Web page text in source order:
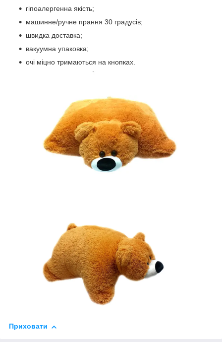
гіпоалергенна якість;
машинне/ручне прання 30 градусів;
швидка доставка;
вакуумна упаковка;
очі міцно тримаються на кнопках.
Приховати